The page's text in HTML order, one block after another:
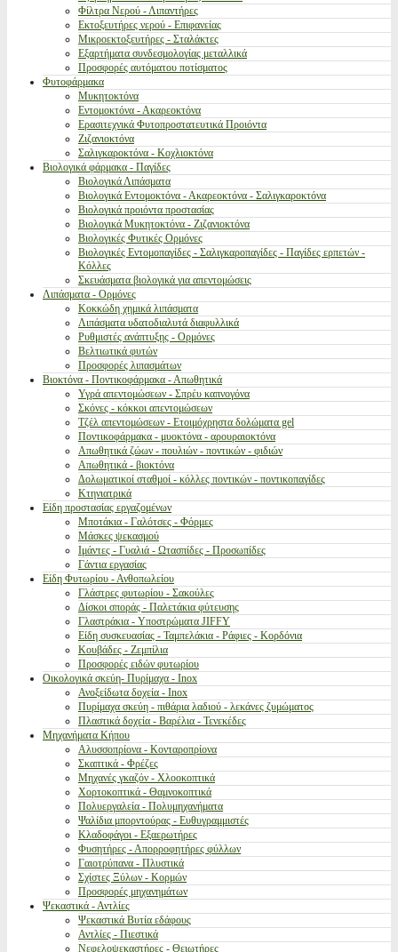
Φίλτρα Νερού - Λιπαντήρες
Εκτοξευτήρες νερού - Επιφανείας
Μικροεκτοξευτήρες - Σταλάκτες
Εξαρτήματα συνδεσμολογίας μεταλλικά
Προσφορές αυτόματου ποτίσματος
Φυτοφάρμακα
Μυκητοκτόνα
Εντομοκτόνα - Ακαρεοκτόνα
Ερασιτεχνικά Φυτοπροστατευτικά Προιόντα
Ζιζανιοκτόνα
Σαλιγκαροκτόνα - Κοχλιοκτόνα
Βιολογικά φάρμακα - Παγίδες
Βιολογικά Λιπάσματα
Βιολογικά Εντομοκτόνα - Ακαρεοκτόνα - Σαλιγκαροκτόνα
Βιολογικά προιόντα προστασίας
Βιολογικά Μυκητοκτόνα - Ζιζανιοκτόνα
Βιολογικές Φυτικές Ορμόνες
Βιολογικές Εντομοπαγίδες - Σαλιγκαροπαγίδες - Παγίδες ερπετών -
Κόλλες
Σκευάσματα βιολογικά για απεντομώσεις
Λιπάσματα - Ορμόνες
Κοκκώδη χημικά λιπάσματα
Λιπάσματα υδατοδιαλυτά διαφυλλικά
Ρυθμιστές ανάπτυξης - Ορμόνες
Βελτιωτικά φυτών
Προσφορές λιπασμάτων
Βιοκτόνα - Ποντικοφάρμακα - Απωθητικά
Υγρά απεντομώσεων - Σπρέυ καπνογόνα
Σκόνες - κόκκοι απεντομώσεων
Τζέλ απεντομώσεων - Ετοιμόχρηστα δολώματα gel
Ποντικοφάρμακα - μυοκτόνα - αρουραιοκτόνα
Απωθητικά ζώων - πουλιών - ποντικών - φιδιών
Απωθητικά - βιοκτόνα
Δολωματικοί σταθμοί - κόλλες ποντικών - ποντικοπαγίδες
Κτηνιατρικά
Είδη προστασίας εργαζομένων
Μποτάκια - Γαλότσες - Φόρμες
Μάσκες ψεκασμού
Ιμάντες - Γυαλιά - Ωτασπίδες - Προσωπίδες
Γάντια εργασίας
Είδη Φυτωρίου - Ανθοπωλείου
Γλάστρες φυτωρίου - Σακούλες
Δίσκοι σποράς - Παλετάκια φύτευσης
Γλαστράκια - Υποστρώματα JIFFY
Είδη συσκευασίας - Ταμπελάκια - Ράφιες - Κορδόνια
Κουβάδες - Ζεμπίλια
Προσφορές ειδών φυτωρίου
Οικολογικά σκεύη- Πυρίμαχα - Inox
Ανοξείδωτα δοχεία - Inox
Πυρίμαχα σκεύη - πιθάρια λαδιού - λεκάνες ζυμώματος
Πλαστικά δοχεία - Βαρέλια - Τενεκέδες
Μηχανήματα Κήπου
Αλυσσοπρίονα - Κονταροπρίονα
Σκαπτικά - Φρέζες
Μηχανές γκαζόν - Χλοοκοπτικά
Χορτοκοπτικά - Θαμνοκοπτικά
Πολυεργαλεία - Πολυμηχανήματα
Ψαλίδια μπορντούρας - Ευθυγραμμιστές
Κλαδοφάγοι - Εξαερωτήρες
Φυσητήρες - Απορροφητήρες φύλλων
Γαιοτρύπανα - Πλυστικά
Σχίστες Ξύλων - Κορμών
Προσφορές μηχανημάτων
Ψεκαστικά - Αντλίες
Ψεκαστικά Βυτία εδάφους
Αντλίες - Πιεστικά
Νεφελοψεκαστήρες - Θειωτήρες